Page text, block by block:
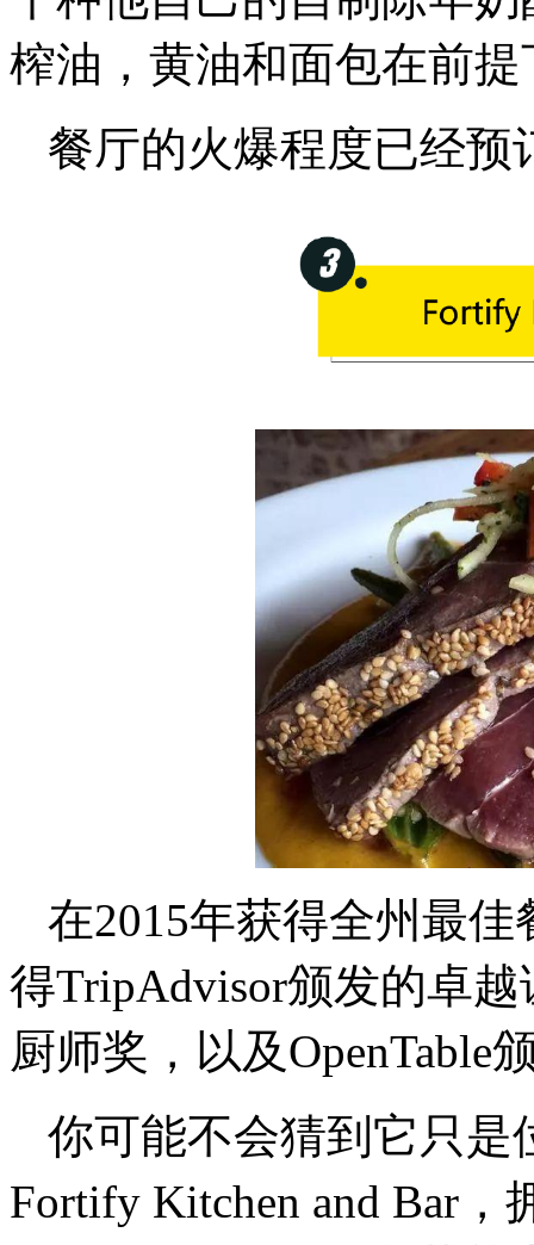
榨油，黄油和面包在前提
餐厅的火爆程度已经预
在2015年获得全州最佳
得TripAdvisor颁发的卓
厨师奖，以及OpenTable
你可能不会猜到它只是
Fortify Kitchen and Bar